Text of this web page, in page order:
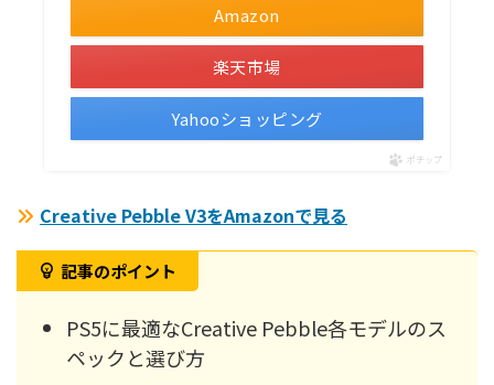
Amazon
楽天市場
Yahooショッピング
ポチップ
Creative Pebble V3をAmazonで見る
記事のポイント
PS5に最適なCreative Pebble各モデルのス
ペックと選び方